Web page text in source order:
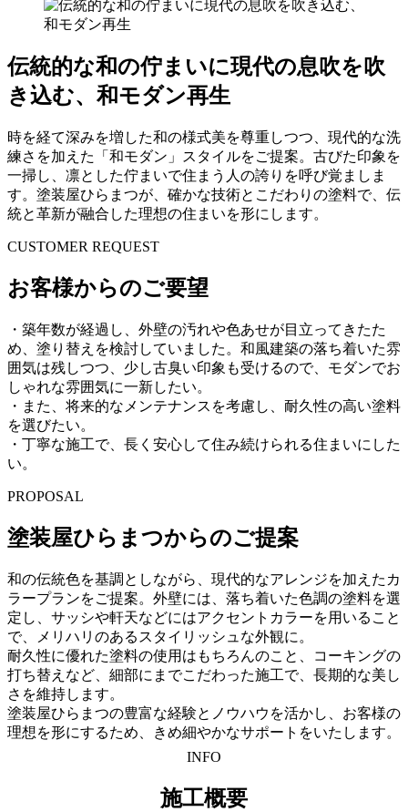
伝統的な和の佇まいに現代の息吹を吹
き込む、和モダン再生
時を経て深みを増した和の様式美を尊重しつつ、現代的な洗
練さを加えた「和モダン」スタイルをご提案。古びた印象を
一掃し、凛とした佇まいで住まう人の誇りを呼び覚ましま
す。塗装屋ひらまつが、確かな技術とこだわりの塗料で、伝
統と革新が融合した理想の住まいを形にします。
CUSTOMER REQUEST
お客様からのご要望
・築年数が経過し、外壁の汚れや色あせが目立ってきたた
め、塗り替えを検討していました。和風建築の落ち着いた雰
囲気は残しつつ、少し古臭い印象も受けるので、モダンでお
しゃれな雰囲気に一新したい。
・また、将来的なメンテナンスを考慮し、耐久性の高い塗料
を選びたい。
・丁寧な施工で、長く安心して住み続けられる住まいにした
い。
PROPOSAL
塗装屋ひらまつからのご提案
和の伝統色を基調としながら、現代的なアレンジを加えたカ
ラープランをご提案。外壁には、落ち着いた色調の塗料を選
定し、サッシや軒天などにはアクセントカラーを用いること
で、メリハリのあるスタイリッシュな外観に。
耐久性に優れた塗料の使用はもちろんのこと、コーキングの
打ち替えなど、細部にまでこだわった施工で、長期的な美し
さを維持します。
塗装屋ひらまつの豊富な経験とノウハウを活かし、お客様の
理想を形にするため、きめ細やかなサポートをいたします。
INFO
施工概要